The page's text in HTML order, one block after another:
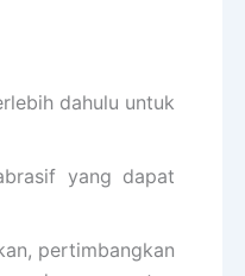
dahulu untuk
yang dapat
pertimbangkan